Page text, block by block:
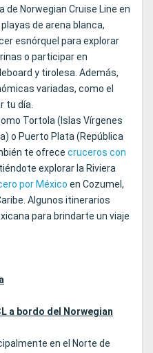
de Norwegian Cruise Line en
de arena blanca,
esnórquel para explorar
o participar en
y tirolesa. Además,
variadas, como el
tu día.
Tortola (Islas Vírgenes
o Puerto Plata (República
te ofrece cruceros con
explorar la Riviera
por México en Cozumel,
Algunos itinerarios
para brindarte un viaje
a bordo del Norwegian
en el Norte de